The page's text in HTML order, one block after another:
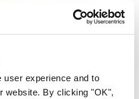
user experience and to
website. By clicking "OK",